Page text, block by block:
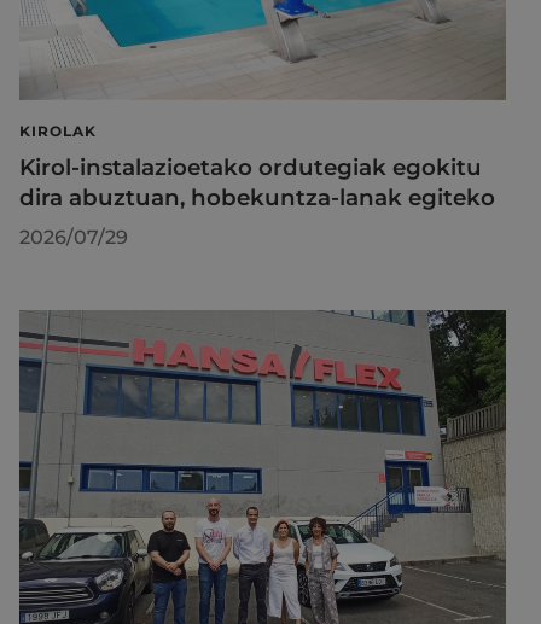
KIROLAK
Kirol-instalazioetako ordutegiak egokitu
dira abuztuan, hobekuntza-lanak egiteko
2026/07/29